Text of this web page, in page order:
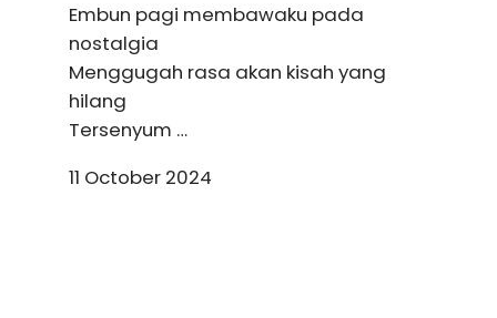
Embun pagi membawaku pada
nostalgia
Menggugah rasa akan kisah yang
hilang
Tersenyum …
11 October 2024